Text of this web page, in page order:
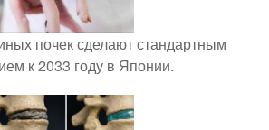
почек сделают стандартным
к 2033 году в Японии.